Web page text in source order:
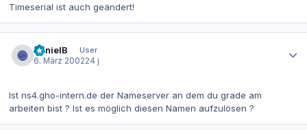
Timeserial ist auch geändert!
DanielB
User
6. März 200224 j
Ist ns4.gho-intern.de der Nameserver an dem du grade am
arbeiten bist ? Ist es möglich diesen Namen aufzulösen ?